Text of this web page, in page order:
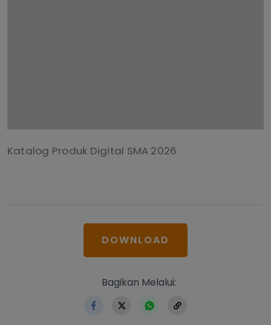
Katalog Produk Digital SMA 2026
DOWNLOAD
https://
Bagikan Melalui: